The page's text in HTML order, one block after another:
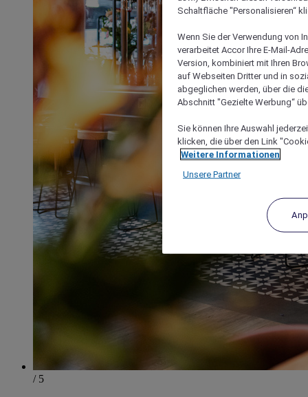
/ 5
Schaltfläche "Personalisieren“
Wenn Sie der Verwendung von
verarbeitet Accor Ihre E-Mail-
Version, kombiniert mit Ihren
auf Webseiten Dritter und in
abgeglichen werden, über die
Abschnitt "Gezielte Werbung“
Sie können Ihre Auswahl
klicken, die über den Link
Weitere Informationen
Unsere Partner